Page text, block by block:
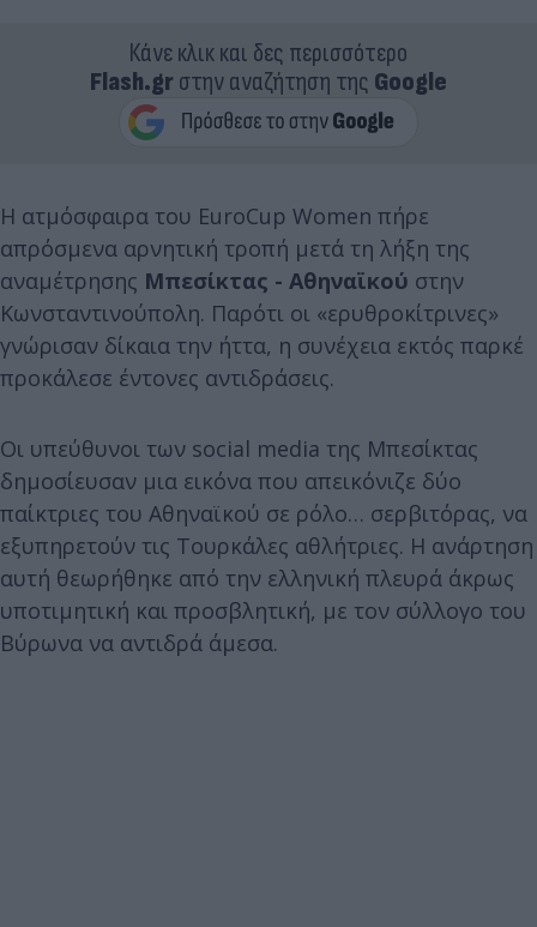
Κάνε κλικ και δες περισσότερο
Flash.grστην αναζήτηση της Google
Η ατμόσφαιρα του EuroCup Women πήρε
απρόσμενα αρνητική τροπή μετά τη λήξη της
αναμέτρησης Μπεσίκτας - Αθηναϊκού στην
Κωνσταντινούπολη. Παρότι οι «ερυθροκίτρινες»
γνώρισαν δίκαια την ήττα, η συνέχεια εκτός παρκέ
προκάλεσε έντονες αντιδράσεις.
Οι υπεύθυνοι των social media της Μπεσίκτας
δημοσίευσαν μια εικόνα που απεικόνιζε δύο
παίκτριες του Αθηναϊκού σε ρόλο… σερβιτόρας, να
εξυπηρετούν τις Τουρκάλες αθλήτριες. Η ανάρτηση
αυτή θεωρήθηκε από την ελληνική πλευρά άκρως
υποτιμητική και προσβλητική, με τον σύλλογο του
Βύρωνα να αντιδρά άμεσα.